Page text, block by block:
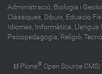
Administració, Biologia i
Clàssiques, Dibuix, Eduació
Idiomes, Informàtica, Llengua
Psicopedagogia, Religió,
El Plone® Open Source